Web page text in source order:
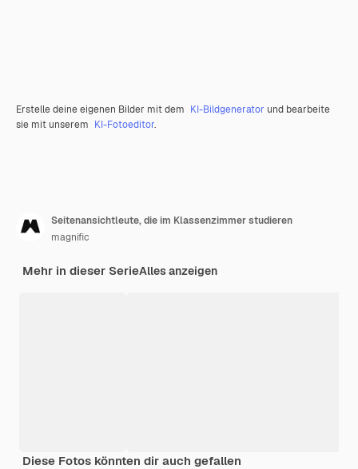
Erstelle deine eigenen Bilder mit dem KI-Bildgenerator und bearbeite
sie mit unserem KI-Fotoeditor.
Seitenansichtleute, die im Klassenzimmer studieren
magnific
Mehr in dieser SerieAlles anzeigen
Diese Fotos könnten dir auch gefallen